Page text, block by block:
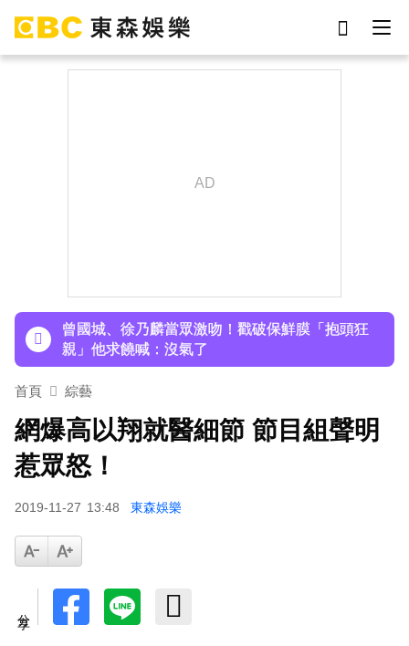
秀超狂腹肌
曾國城、徐乃麟當眾激吻！戳破保鮮膜「抱頭狂
親」他求饒喊：沒氣了
日傳奇女星辭世！兒子曝「最後時刻」：如沉睡般
秀超狂腹肌
首頁 綜藝
網爆高以翔就醫細節 節目組聲明
惹眾怒！
2019-11-27 13:48 東森娛樂